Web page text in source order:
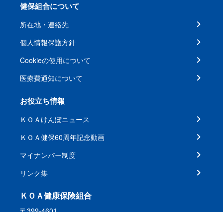
健保組合について
所在地・連絡先
個人情報保護方針
Cookieの使用について
医療費通知について
お役立ち情報
ＫＯＡけんぽニュース
ＫＯＡ健保60周年記念動画
マイナンバー制度
リンク集
ＫＯＡ健康保険組合